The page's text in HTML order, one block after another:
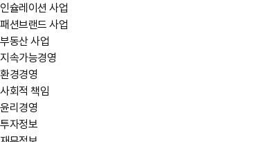
인슐레이션 사업
패션브랜드 사업
부동산 사업
지속가능경영
환경경영
사회적 책임
윤리경영
투자정보